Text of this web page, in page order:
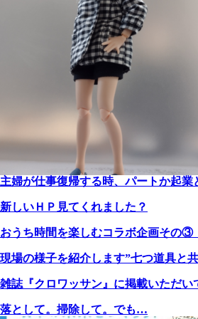
主婦が仕事復帰する時、パートか起
新しいＨＰ見てくれました？
おうち時間を楽しむコラボ企画その③
現場の様子を紹介します”七つ道具と
雑誌『クロワッサン』に掲載いただい
落として。掃除して。でも…